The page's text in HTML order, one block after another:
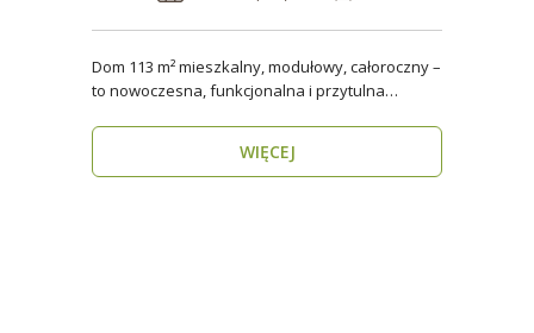
Dom 113 m² mieszkalny, modułowy, całoroczny –
to nowoczesna, funkcjonalna i przytulna
WIĘCEJ